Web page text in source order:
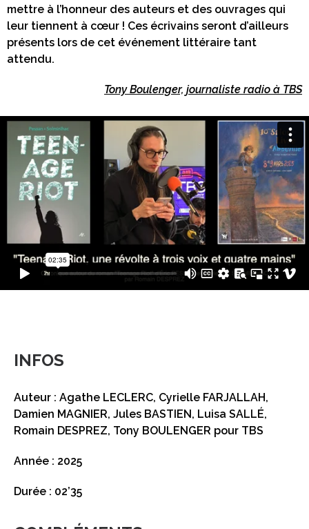
mettre à l’honneur des auteurs et des ouvrages qui
leur tiennent à cœur ! Ces écrivains seront d’ailleurs
présents lors de cet événement littéraire tant
attendu.
Tony Boulenger, journaliste radio à TBS
INFOS
Auteur : Agathe LECLERC, Cyrielle FARJALLAH,
Damien MAGNIER, Jules BASTIEN, Luisa SALLÉ,
Romain DESPREZ, Tony BOULENGER pour TBS
Année : 2025
Durée : 02’35